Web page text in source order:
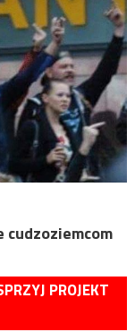
PROJEKT